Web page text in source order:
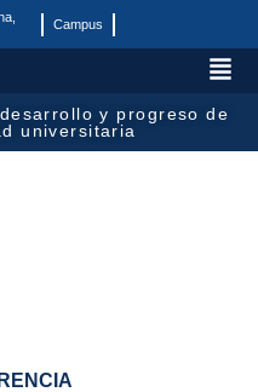
Campus
desarrollo y progreso de
universitaria